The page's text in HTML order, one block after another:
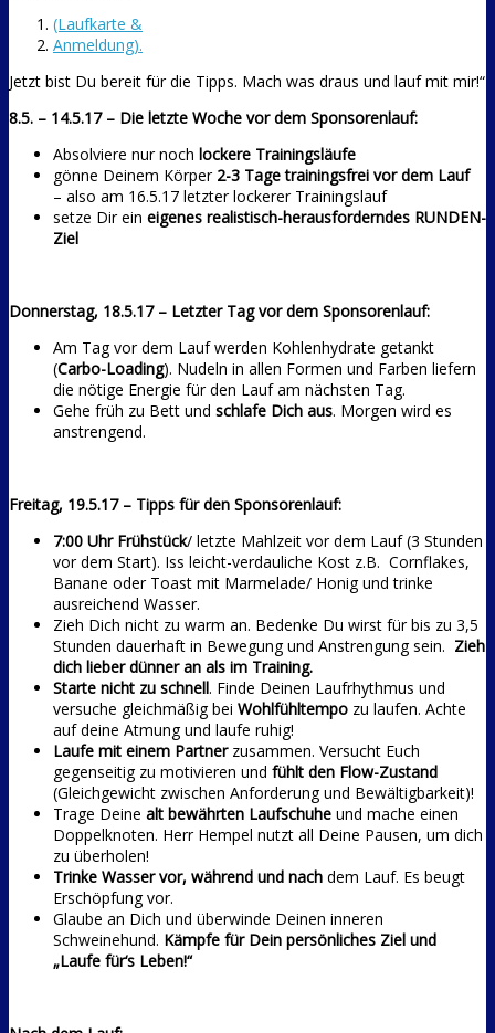
(Laufkarte &
Anmeldung).
Jetzt bist Du bereit für die Tipps. Mach was draus und lauf mit mir!“
8.5. – 14.5.17 – Die letzte Woche vor dem Sponsorenlauf:
Absolviere nur noch lockere Trainingsläufe
gönne Deinem Körper 2-3 Tage trainingsfrei vor dem Lauf
– also am 16.5.17 letzter lockerer Trainingslauf
setze Dir ein eigenes realistisch-herausforderndes RUNDEN-
Ziel
Donnerstag, 18.5.17 – Letzter Tag vor dem Sponsorenlauf:
Am Tag vor dem Lauf werden Kohlenhydrate getankt
(Carbo-Loading). Nudeln in allen Formen und Farben liefern
die nötige Energie für den Lauf am nächsten Tag.
Gehe früh zu Bett und schlafe Dich aus. Morgen wird es
anstrengend.
Freitag, 19.5.17 – Tipps für den Sponsorenlauf:
7:00 Uhr Frühstück/ letzte Mahlzeit vor dem Lauf (3 Stunden
vor dem Start). Iss leicht-verdauliche Kost z.B. Cornflakes,
Banane oder Toast mit Marmelade/ Honig und trinke
ausreichend Wasser.
Zieh Dich nicht zu warm an. Bedenke Du wirst für bis zu 3,5
Stunden dauerhaft in Bewegung und Anstrengung sein. Zieh
dich lieber dünner an als im Training.
Starte nicht zu schnell. Finde Deinen Laufrhythmus und
versuche gleichmäßig bei Wohlfühltempo zu laufen. Achte
auf deine Atmung und laufe ruhig!
Laufe mit einem Partnerzusammen. Versucht Euch
gegenseitig zu motivieren und fühlt den Flow-Zustand
(Gleichgewicht zwischen Anforderung und Bewältigbarkeit)!
Trage Deine alt bewährten Laufschuhe und mache einen
Doppelknoten. Herr Hempel nutzt all Deine Pausen, um dich
zu überholen!
Trinke Wasser vor, während und nach dem Lauf. Es beugt
Erschöpfung vor.
Glaube an Dich und überwinde Deinen inneren
Schweinehund. Kämpfe für Dein persönliches Ziel und
„Laufe für‘s Leben!“